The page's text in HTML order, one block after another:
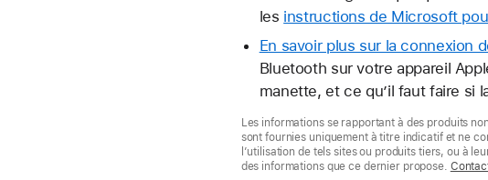
les instructions de Microsoft
En savoir plus sur la connexion
Bluetooth sur votre appareil
manette, et ce qu’il faut faire si
Les informations se rapportant à des produits
sont fournies uniquement à titre indicatif et ne
l’utilisation de tels sites ou produits tiers, ou à
des informations que ce dernier propose.